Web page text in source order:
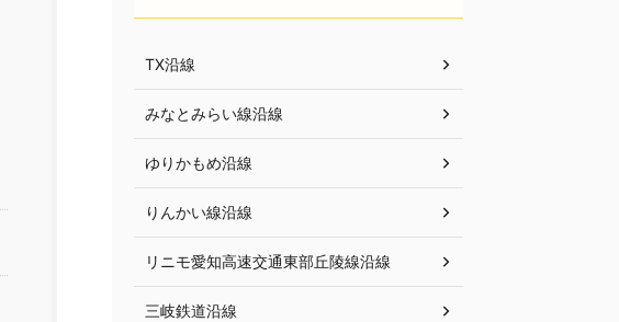
TX沿線
みなとみらい線沿線
ゆりかもめ沿線
りんかい線沿線
リニモ愛知高速交通東部丘陵線沿線
三岐鉄道沿線